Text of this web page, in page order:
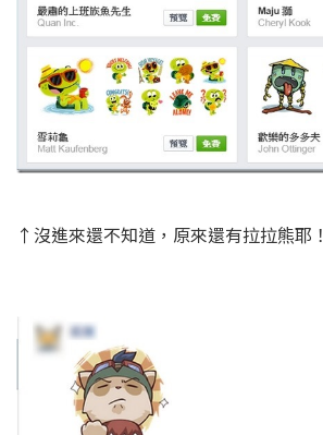
↑沒進來還不知道，原來還有拉拉熊耶！